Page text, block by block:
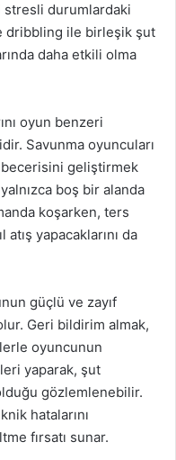
stresli durumlardaki
dribbling ile birleşik şut
daha etkili olma
oyun benzeri
Savunma oyuncuları
becerisini geliştirmek
boş bir alanda
koşarken, ters
yapacaklarını da
güçlü ve zayıf
Geri bildirim almak,
oyuncunun
yaparak, şut
gözlemlenebilir.
hatalarını
fırsatı sunar.